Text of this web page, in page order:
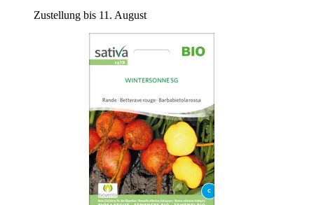
Zustellung bis 11. August